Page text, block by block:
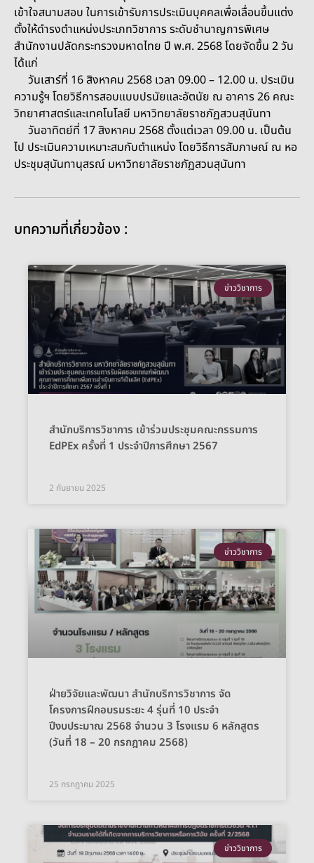
เข้าใจสนามสอบ ในการเข้ารับการประเมินบุคคลเพื่อเลื่อนขึ้นแต่ง
ตั้งให้ดำรงตำแหน่งประเภทวิชาการ ระดับชำนาญการพิเศษ
สำนักงานปลัดกระทรวงมหาดไทย ปี พ.ศ. 2568 โดยจัดขึ้น 2 วัน
ได้แก่
วันเสาร์ที่ 16 สิงหาคม 2568 เวลา 09.00 – 12.00 น. ประเมิน
ความรู้ฯ โดยวิธีการสอบแบบปรนัยและอัตนัย ณ อาคาร 26 คณะ
วิทยาศาสตร์และเทคโนโลยี มหาวิทยาลัยราชภัฏสวนสุนันทา
วันอาทิตย์ที่ 17 สิงหาคม 2568 ตั้งแต่เวลา 09.00 น. เป็นต้น
ไป ประเมินความเหมาะสมกับตำแหน่ง โดยวิธีการสัมภาษณ์ ณ หอ
ประชุมสุนันทานุสรณ์ มหาวิทยาลัยราชภัฏสวนสุนันทา
บทความที่เกี่ยวข้อง :
ข่าววิชาการ
สำนักบริการวิชาการ เข้าร่วมประชุมคณะกรรมการ
EdPEx ครั้งที่ 1 ประจำปีการศึกษา 2567
2 กันยายน 2025
ข่าววิชาการ
ฝ่ายวิจัยและพัฒนา สำนักบริการวิชาการ จัด
โครงการฝึกอบรมระยะ 4 รุ่นที่ 10 ประจำ
ปีงบประมาณ 2568 จำนวน 3 โรงแรม 6 หลักสูตร
(วันที่ 18 – 20 กรกฎาคม 2568)
25 กรกฎาคม 2025
ข่าววิชาการ